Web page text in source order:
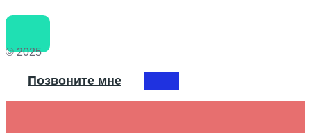
© 2025
Позвоните мне